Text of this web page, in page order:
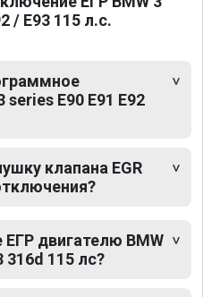
/ E93 115 л.с.
E90 E91 E92
клапана EGR
двигателю BMW
316d 115 лс?